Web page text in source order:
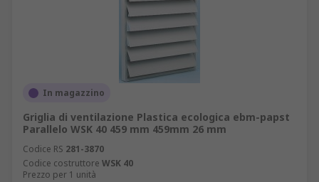
In magazzino
Griglia di ventilazione Plastica ecologica ebm-papst
Parallelo WSK 40 459 mm 459mm 26 mm
Codice RS 281-3870
Codice costruttore WSK 40
Prezzo per 1 unità